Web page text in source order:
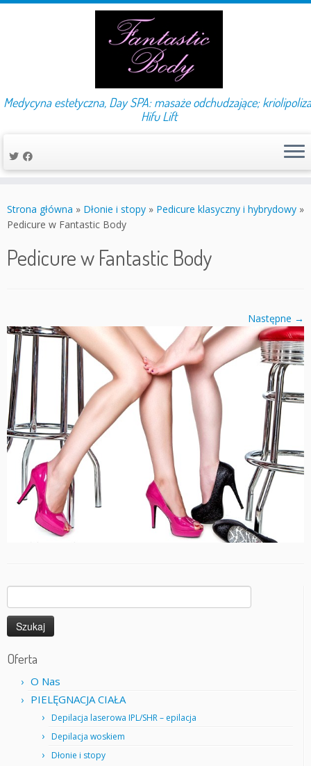
do
treści
Medycyna estetyczna, Day SPA: masaże odchudzające;
Hifu Lift
Strona główna » Dłonie i stopy » Pedicure klasyczny i hybrydowy »
Pedicure w Fantastic Body
Pedicure w Fantastic Body
Następne →
Oferta
O Nas
PIELĘGNACJA CIAŁA
Depilacja laserowa IPL/SHR – epilacja
Depilacja woskiem
Dłonie i stopy